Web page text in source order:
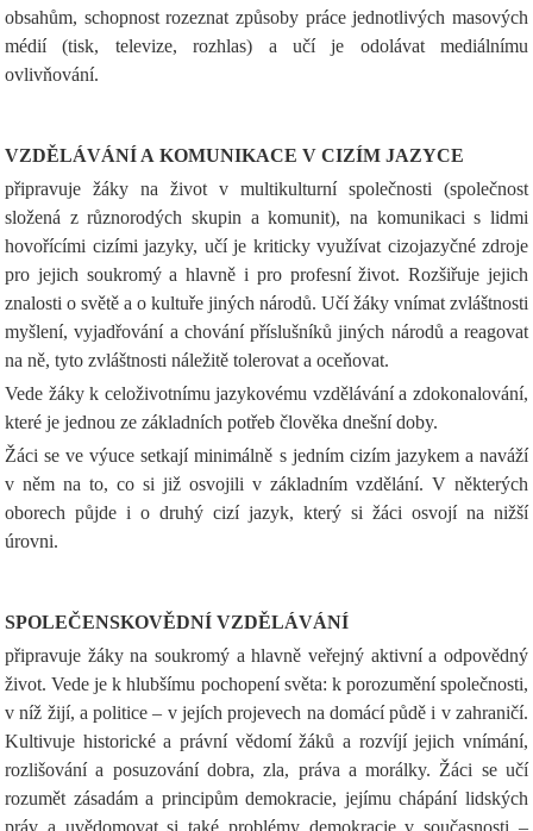
obsahům, schopnost rozeznat způsoby práce jednotlivých masových
médií (tisk, televize, rozhlas) a učí je odolávat mediálnímu
ovlivňování.
VZDĚLÁVÁNÍ A KOMUNIKACE V CIZÍM JAZYCE
připravuje žáky na život v multikulturní společnosti (společnost
složená z různorodých skupin a komunit), na komunikaci s lidmi
hovořícími cizími jazyky, učí je kriticky využívat cizojazyčné zdroje
pro jejich soukromý a hlavně i pro profesní život. Rozšiřuje jejich
znalosti o světě a o kultuře jiných národů. Učí žáky vnímat zvláštnosti
myšlení, vyjadřování a chování příslušníků jiných národů a reagovat
na ně, tyto zvláštnosti náležitě tolerovat a oceňovat.
Vede žáky k celoživotnímu jazykovému vzdělávání a zdokonalování,
které je jednou ze základních potřeb člověka dnešní doby.
Žáci se ve výuce setkají minimálně s jedním cizím jazykem a naváží
v něm na to, co si již osvojili v základním vzdělání. V některých
oborech půjde i o druhý cizí jazyk, který si žáci osvojí na nižší
úrovni.
SPOLEČENSKOVĚDNÍ VZDĚLÁVÁNÍ
připravuje žáky na soukromý a hlavně veřejný aktivní a odpovědný
život. Vede je k hlubšímu pochopení světa: k porozumění společnosti,
v níž žijí, a politice – v jejích projevech na domácí půdě i v zahraničí.
Kultivuje historické a právní vědomí žáků a rozvíjí jejich vnímání,
rozlišování a posuzování dobra, zla, práva a morálky. Žáci se učí
rozumět zásadám a principům demokracie, jejímu chápání lidských
práv a uvědomovat si také problémy demokracie v současnosti –